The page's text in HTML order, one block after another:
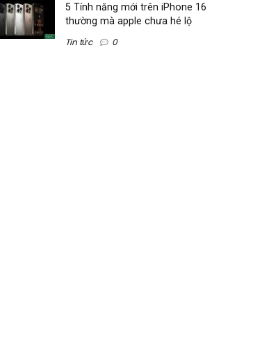
5 Tính năng mới trên iPhone 16
thường mà apple chưa hé lộ
Tin tức 0